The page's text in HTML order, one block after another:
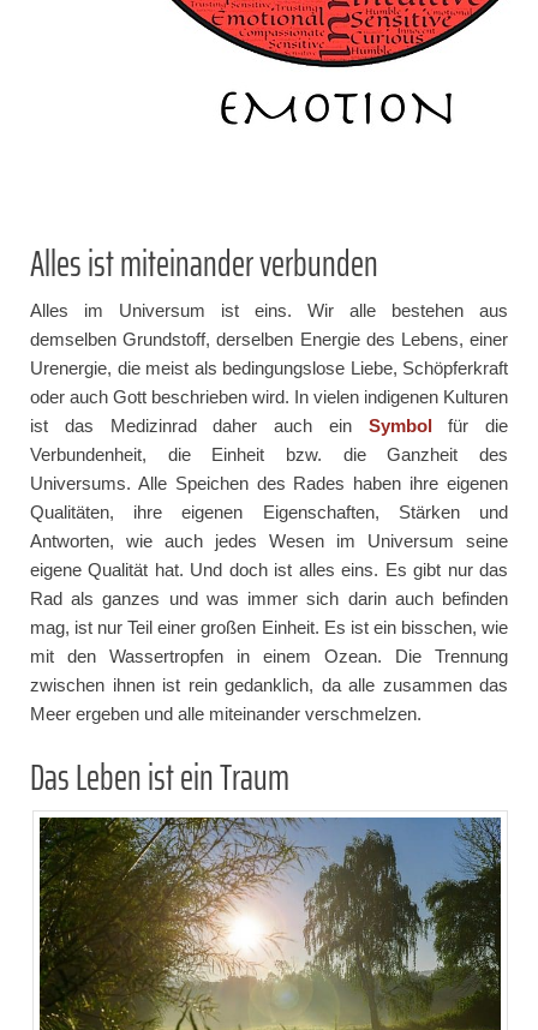
Alles ist miteinander verbunden
Alles im Universum ist eins. Wir alle bestehen aus
demselben Grundstoff, derselben Energie des Lebens, einer
Urenergie, die meist als bedingungslose Liebe, Schöpferkraft
oder auch Gott beschrieben wird. In vielen indigenen Kulturen
ist das Medizinrad daher auch ein Symbolfür die
Verbundenheit, die Einheit bzw. die Ganzheit des
Universums. Alle Speichen des Rades haben ihre eigenen
Qualitäten, ihre eigenen Eigenschaften, Stärken und
Antworten, wie auch jedes Wesen im Universum seine
eigene Qualität hat. Und doch ist alles eins. Es gibt nur das
Rad als ganzes und was immer sich darin auch befinden
mag, ist nur Teil einer großen Einheit. Es ist ein bisschen, wie
mit den Wassertropfen in einem Ozean. Die Trennung
zwischen ihnen ist rein gedanklich, da alle zusammen das
Meer ergeben und alle miteinander verschmelzen.
Das Leben ist ein Traum